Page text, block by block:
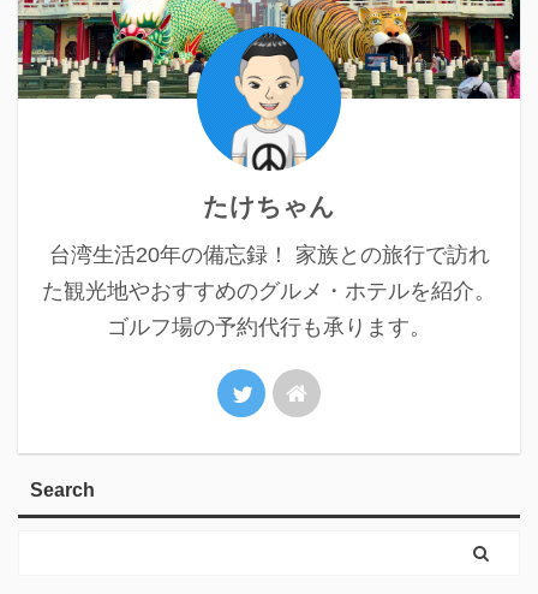
たけちゃん
台湾生活20年の備忘録！ 家族との旅行で訪れ
た観光地やおすすめのグルメ・ホテルを紹介。
ゴルフ場の予約代行も承ります。
Search